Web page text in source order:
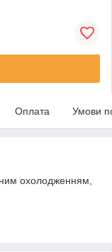
Оплата Умови
охолодженням,